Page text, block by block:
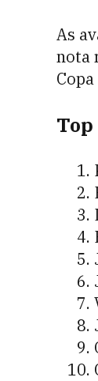
As
nota